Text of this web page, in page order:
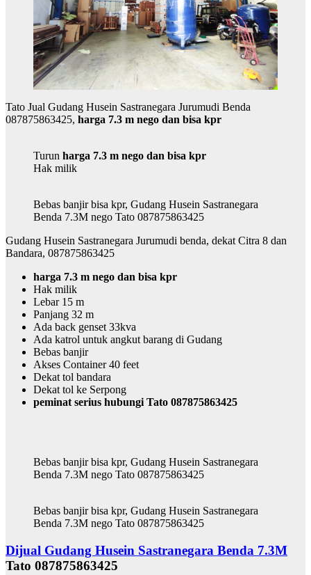
Tato Jual Gudang Husein Sastranegara Jurumudi Benda
087875863425, harga 7.3 m nego dan bisa kpr
Turun harga 7.3 m nego dan bisa kpr
Hak milik
Bebas banjir bisa kpr, Gudang Husein Sastranegara
Benda 7.3M nego Tato 087875863425
Gudang Husein Sastranegara Jurumudi benda, dekat Citra 8 dan
Bandara, 087875863425
harga 7.3 m nego dan bisa kpr
Hak milik
Lebar 15 m
Panjang 32 m
Ada back genset 33kva
Ada katrol untuk angkut barang di Gudang
Bebas banjir
Akses Container 40 feet
Dekat tol bandara
Dekat tol ke Serpong
peminat serius hubungi Tato 087875863425
Bebas banjir bisa kpr, Gudang Husein Sastranegara
Benda 7.3M nego Tato 087875863425
Bebas banjir bisa kpr, Gudang Husein Sastranegara
Benda 7.3M nego Tato 087875863425
Dijual Gudang Husein Sastranegara Benda 7.3M
Tato 087875863425